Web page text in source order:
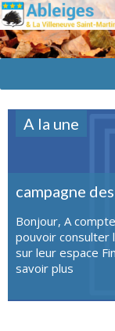
du Val
d'Oise
A la une
campagne
Bonjour, A
pouvoir consulter
sur leur espace
savoir plus